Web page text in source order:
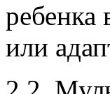
ребенка
или